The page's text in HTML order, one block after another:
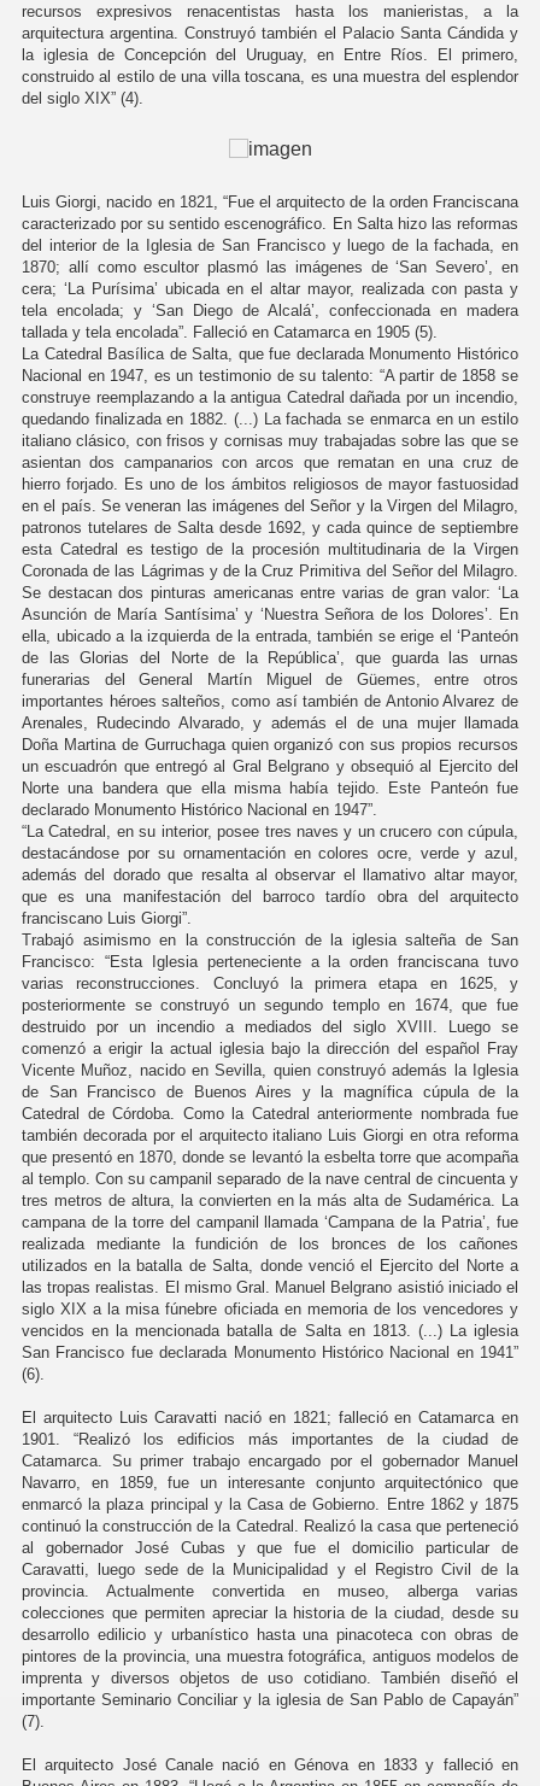
recursos expresivos renacentistas hasta los manieristas, a la
arquitectura argentina. Construyó también el Palacio Santa Cándida y
la iglesia de Concepción del Uruguay, en Entre Ríos. El primero,
construido al estilo de una villa toscana, es una muestra del esplendor
del siglo XIX” (4).
Luis Giorgi, nacido en 1821, “Fue el arquitecto de la orden Franciscana
caracterizado por su sentido escenográfico. En Salta hizo las reformas
del interior de la Iglesia de San Francisco y luego de la fachada, en
1870; allí como escultor plasmó las imágenes de ‘San Severo’, en
cera; ‘La Purísima’ ubicada en el altar mayor, realizada con pasta y
tela encolada; y ‘San Diego de Alcalá’, confeccionada en madera
tallada y tela encolada”. Falleció en Catamarca en 1905 (5).
La Catedral Basílica de Salta, que fue declarada Monumento Histórico
Nacional en 1947, es un testimonio de su talento: “A partir de 1858 se
construye reemplazando a la antigua Catedral dañada por un incendio,
quedando finalizada en 1882. (...) La fachada se enmarca en un estilo
italiano clásico, con frisos y cornisas muy trabajadas sobre las que se
asientan dos campanarios con arcos que rematan en una cruz de
hierro forjado. Es uno de los ámbitos religiosos de mayor fastuosidad
en el país. Se veneran las imágenes del Señor y la Virgen del Milagro,
patronos tutelares de Salta desde 1692, y cada quince de septiembre
esta Catedral es testigo de la procesión multitudinaria de la Virgen
Coronada de las Lágrimas y de la Cruz Primitiva del Señor del Milagro.
Se destacan dos pinturas americanas entre varias de gran valor: ‘La
Asunción de María Santísima’ y ‘Nuestra Señora de los Dolores’. En
ella, ubicado a la izquierda de la entrada, también se erige el ‘Panteón
de las Glorias del Norte de la República’, que guarda las urnas
funerarias del General Martín Miguel de Güemes, entre otros
importantes héroes salteños, como así también de Antonio Alvarez de
Arenales, Rudecindo Alvarado, y además el de una mujer llamada
Doña Martina de Gurruchaga quien organizó con sus propios recursos
un escuadrón que entregó al Gral Belgrano y obsequió al Ejercito del
Norte una bandera que ella misma había tejido. Este Panteón fue
declarado Monumento Histórico Nacional en 1947”.
“La Catedral, en su interior, posee tres naves y un crucero con cúpula,
destacándose por su ornamentación en colores ocre, verde y azul,
además del dorado que resalta al observar el llamativo altar mayor,
que es una manifestación del barroco tardío obra del arquitecto
franciscano Luis Giorgi”.
Trabajó asimismo en la construcción de la iglesia salteña de San
Francisco: “Esta Iglesia perteneciente a la orden franciscana tuvo
varias reconstrucciones. Concluyó la primera etapa en 1625, y
posteriormente se construyó un segundo templo en 1674, que fue
destruido por un incendio a mediados del siglo XVIII. Luego se
comenzó a erigir la actual iglesia bajo la dirección del español Fray
Vicente Muñoz, nacido en Sevilla, quien construyó además la Iglesia
de San Francisco de Buenos Aires y la magnífica cúpula de la
Catedral de Córdoba. Como la Catedral anteriormente nombrada fue
también decorada por el arquitecto italiano Luis Giorgi en otra reforma
que presentó en 1870, donde se levantó la esbelta torre que acompaña
al templo. Con su campanil separado de la nave central de cincuenta y
tres metros de altura, la convierten en la más alta de Sudamérica. La
campana de la torre del campanil llamada ‘Campana de la Patria’, fue
realizada mediante la fundición de los bronces de los cañones
utilizados en la batalla de Salta, donde venció el Ejercito del Norte a
las tropas realistas. El mismo Gral. Manuel Belgrano asistió iniciado el
siglo XIX a la misa fúnebre oficiada en memoria de los vencedores y
vencidos en la mencionada batalla de Salta en 1813. (...) La iglesia
San Francisco fue declarada Monumento Histórico Nacional en 1941”
(6).
El arquitecto Luis Caravatti nació en 1821; falleció en Catamarca en
1901. “Realizó los edificios más importantes de la ciudad de
Catamarca. Su primer trabajo encargado por el gobernador Manuel
Navarro, en 1859, fue un interesante conjunto arquitectónico que
enmarcó la plaza principal y la Casa de Gobierno. Entre 1862 y 1875
continuó la construcción de la Catedral. Realizó la casa que perteneció
al gobernador José Cubas y que fue el domicilio particular de
Caravatti, luego sede de la Municipalidad y el Registro Civil de la
provincia. Actualmente convertida en museo, alberga varias
colecciones que permiten apreciar la historia de la ciudad, desde su
desarrollo edilicio y urbanístico hasta una pinacoteca con obras de
pintores de la provincia, una muestra fotográfica, antiguos modelos de
imprenta y diversos objetos de uso cotidiano. También diseñó el
importante Seminario Conciliar y la iglesia de San Pablo de Capayán”
(7).
El arquitecto José Canale nació en Génova en 1833 y falleció en